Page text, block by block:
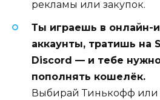
рекламы или закупок.
Ты играешь в онлайн-
аккаунты, тратишь на
Discord — и тебе
пополнять кошелёк.
Выбирай Тинькофф или